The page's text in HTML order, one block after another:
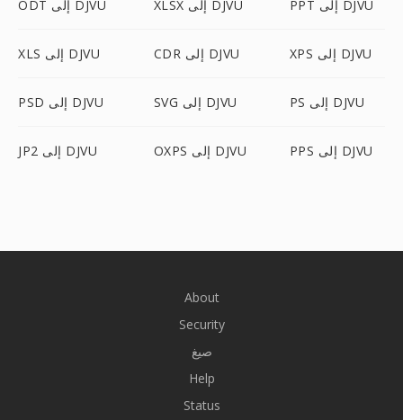
ODT إلى DJVU XLSX إلى DJVU PPT إلى DJVU
XLS إلى DJVU CDR إلى DJVU XPS إلى DJVU
PSD إلى DJVU SVG إلى DJVU PS إلى DJVU
JP2 إلى DJVU OXPS إلى DJVU PPS إلى DJVU
About
Security
صيغ
Help
Status